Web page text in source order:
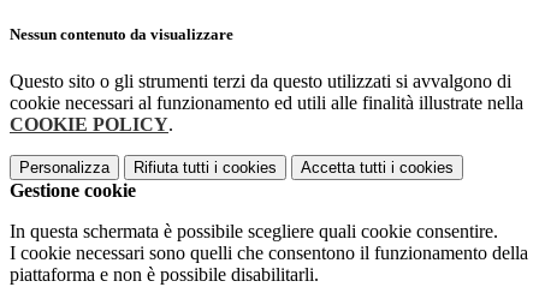
Nessun contenuto da visualizzare
Questo sito o gli strumenti terzi da questo utilizzati si avvalgono di
cookie necessari al funzionamento ed utili alle finalità illustrate nella
COOKIE POLICY.
Personalizza Rifiuta tutti i cookies Accetta tutti i cookies
Gestione cookie
In questa schermata è possibile scegliere quali cookie consentire.
I cookie necessari sono quelli che consentono il funzionamento della
piattaforma e non è possibile disabilitarli.